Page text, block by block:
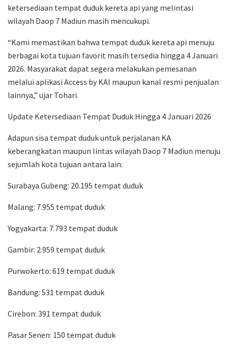
ketersediaan tempat duduk kereta api yang melintasi
wilayah Daop 7 Madiun masih mencukupi.
“Kami memastikan bahwa tempat duduk kereta api menuju
berbagai kota tujuan favorit masih tersedia hingga 4 Januari
2026. Masyarakat dapat segera melakukan pemesanan
melalui aplikasi Access by KAI maupun kanal resmi penjualan
lainnya,” ujar Tohari.
Update Ketersediaan Tempat Duduk Hingga 4 Januari 2026
Adapun sisa tempat duduk untuk perjalanan KA
keberangkatan maupun lintas wilayah Daop 7 Madiun menuju
sejumlah kota tujuan antara lain:
Surabaya Gubeng: 20.195 tempat duduk
Malang: 7.955 tempat duduk
Yogyakarta: 7.793 tempat duduk
Gambir: 2.959 tempat duduk
Purwokerto: 619 tempat duduk
Bandung: 531 tempat duduk
Cirebon: 391 tempat duduk
Pasar Senen: 150 tempat duduk